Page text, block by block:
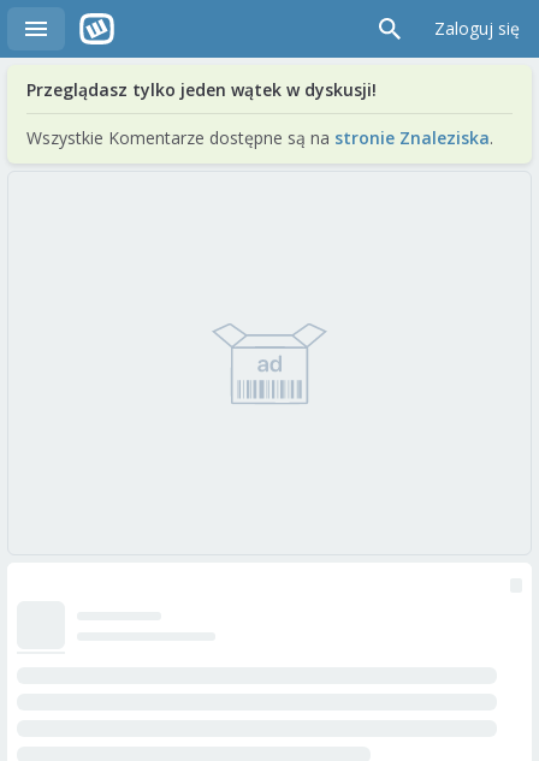
Zaloguj się
Przeglądasz tylko jeden wątek w dyskusji!
Wszystkie Komentarze dostępne są na stronie Znaleziska.